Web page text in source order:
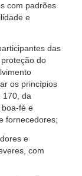
com padrões
e
das
do
os princípios
170, da
fé e
fornecedores;
e
com